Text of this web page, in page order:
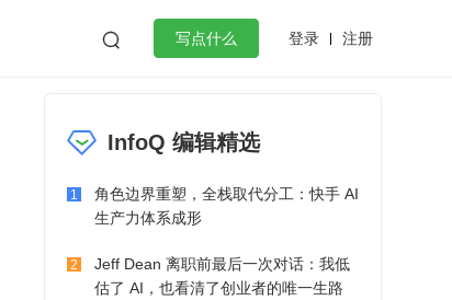
 写点什么 登录 注册
微服务架构 flutter
InfoQ 编辑精选
1
角色边界重塑，全栈取代分工：快手 AI
生产力体系成形
2
Jeff Dean 离职前最后一次对话：我低
估了 AI，也看清了创业者的唯一生路